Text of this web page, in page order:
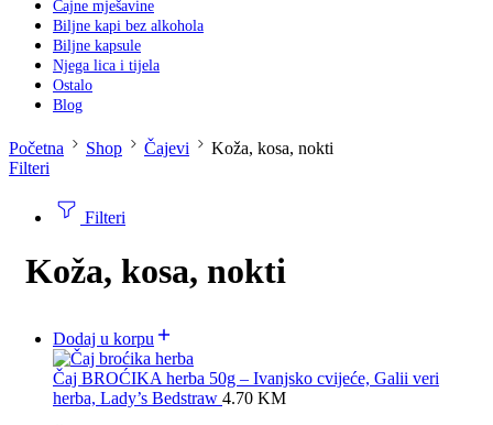
Čajne mješavine
Biljne kapi bez alkohola
Biljne kapsule
Njega lica i tijela
Ostalo
Blog
Početna Shop Čajevi
Koža, kosa, nokti
Filteri
Filteri
Koža, kosa, nokti
Dodaj u korpu
Čaj BROĆIKA herba 50g – Ivanjsko cvijeće, Galii veri
herba, Lady’s Bedstraw 4.70 KM